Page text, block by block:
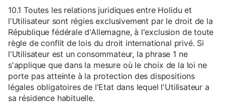
10.1 Toutes les relations juridiques entre Holidu et
l'Utilisateur sont régies exclusivement par le droit de la
République fédérale d'Allemagne, à l'exclusion de toute
règle de conflit de lois du droit international privé. Si
l'Utilisateur est un consommateur, la phrase 1 ne
s'applique que dans la mesure où le choix de la loi ne
porte pas atteinte à la protection des dispositions
légales obligatoires de l'Etat dans lequel l'Utilisateur a
sa résidence habituelle.